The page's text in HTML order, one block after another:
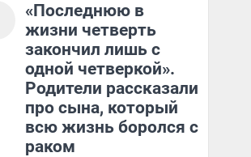
«Последнюю в
жизни четверть
закончил лишь с
одной четверкой».
Родители рассказали
про сына, который
всю жизнь боролся с
раком